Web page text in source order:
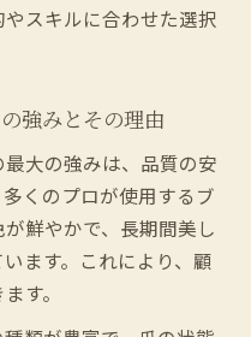
スキルに合わせた選択
強みとその理由
大の強みは、品質の安
くのプロが使用するブ
鮮やかで、長期間美し
ます。これにより、顧
す。